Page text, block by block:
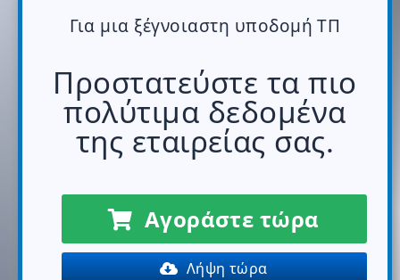
Για μια ξέγνοιαστη υποδομή ΤΠ
Προστατεύστε τα πιο
πολύτιμα δεδομένα
της εταιρείας σας.
Αγοράστε τώρα
Λήψη τώρα